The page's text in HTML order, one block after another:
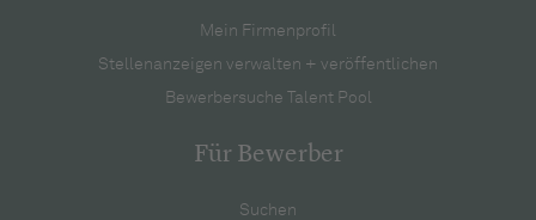
Mein Firmenprofil
Stellenanzeigen verwalten + veröffentlichen
Bewerbersuche Talent Pool
Für Bewerber
Suchen